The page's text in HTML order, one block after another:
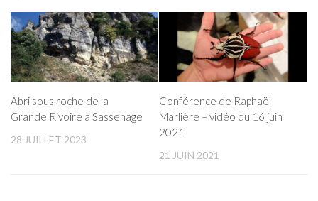
Abri sous roche de la
Grande Rivoire à Sassenage
28 JUILLET 2023
Conférence de Raphaël
Marlière – vidéo du 16 juin
2021
21 JUIN 2021